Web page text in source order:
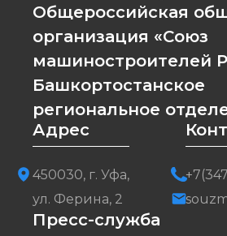
Общероссийская
организация «Союз
машиностроителей
Башкортостанское
региональное
Адрес
450030, г. Уфа,
ул. Ферина, 2
Пресс-служба